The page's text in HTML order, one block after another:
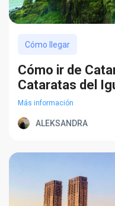
Cómo llegar
Cómo ir de
Cataratas del
Más información
ALEKSANDRA